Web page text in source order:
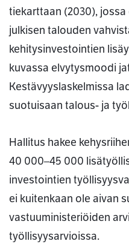
tiekarttaan (2030),
julkisen talouden
kehitysinvestointien
kuvassa elvytysmoodi
Kestävyyslaskelmissa
suotuisaan talous- ja
Hallitus hakee
40 000–45 000
investointien
ei kuitenkaan ole aivan
vastuuministeriöiden
työllisyysarvioissa.